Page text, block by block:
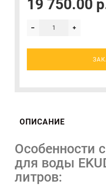
19 750.00
ОПИСАНИЕ
Особенности
для воды
литров: